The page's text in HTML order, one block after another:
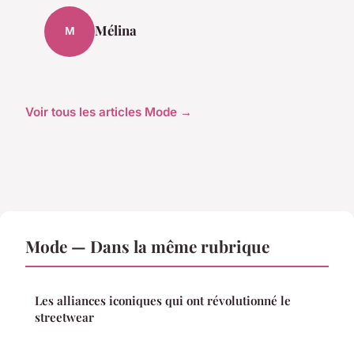
M Mélina
Voir tous les articles Mode →
Mode — Dans la même rubrique
Les alliances iconiques qui ont révolutionné le
streetwear